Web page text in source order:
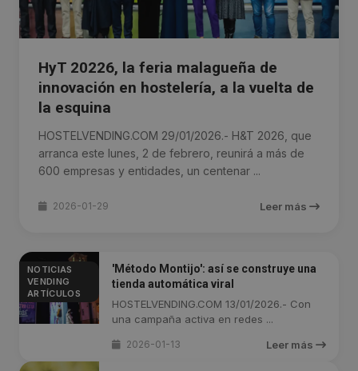
HyT 20226, la feria malagueña de
innovación en hostelería, a la vuelta de
la esquina
HOSTELVENDING.COM 29/01/2026.- H&T 2026, que
arranca este lunes, 2 de febrero, reunirá a más de
600 empresas y entidades, un centenar ...
2026-01-29 Leer más
NOTICIAS
VENDING
ARTÍCULOS
'Método Montijo': así se construye una
tienda automática viral
HOSTELVENDING.COM 13/01/2026.- Con
una campaña activa en redes ...
2026-01-13 Leer más